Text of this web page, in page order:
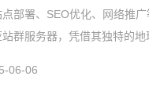
部署、SEO优化、网络推
群服务器，凭借其独特的
06-06